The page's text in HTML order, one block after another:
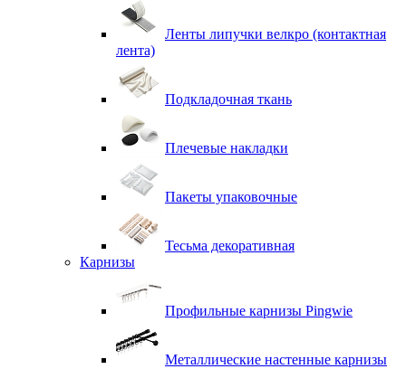
Ленты липучки велкро (контактная
лента)
Подкладочная ткань
Плечевые накладки
Пакеты упаковочные
Тесьма декоративная
Карнизы
Профильные карнизы Pingwie
Металлические настенные карнизы